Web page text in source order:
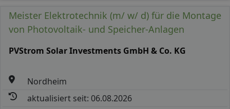
Meister Elektrotechnik (m/ w/ d) für die Montage
von Photovoltaik- und Speicher-Anlagen
PVStrom Solar Investments GmbH & Co. KG
Nordheim
aktualisiert seit: 06.08.2026